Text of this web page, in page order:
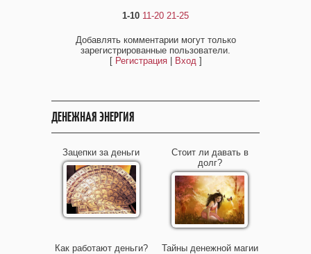
1-10 11-20 21-25
Добавлять комментарии могут только
зарегистрированные пользователи.
[ Регистрация| Вход]
ДЕНЕЖНАЯ ЭНЕРГИЯ
Зацепки за деньги
Стоит ли давать в
долг?
Как работают деньги? Тайны денежной магии